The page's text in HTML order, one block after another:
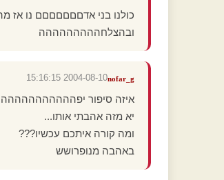
כולנו בני אדםםםםםםם נו אז
ובהצלחההההההההה
nofar_g
2004-08-10 15:16:15
איזה סיפור
יא מזה אהבתי אותו...
ומה קורה איתכם עכשיו???
באהבה מנופרושש